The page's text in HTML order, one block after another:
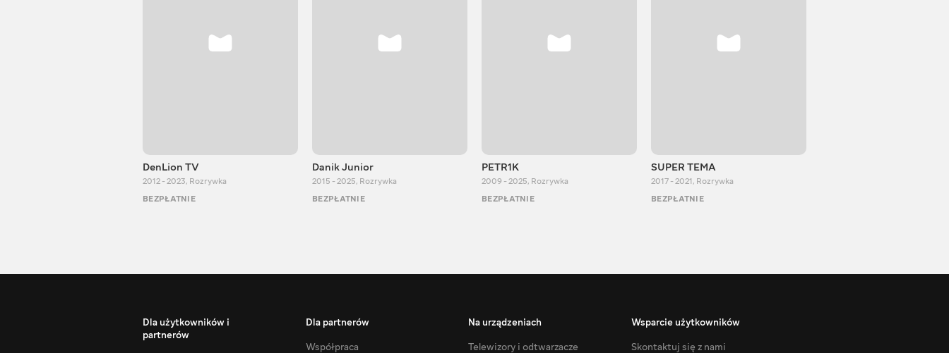
DenLion TV
2012 - 2023, Rozrywka
BEZPŁATNIE
Danik Junior
2015 - 2025, Rozrywka
BEZPŁATNIE
PETR1K
2009 - 2025, Rozrywka
BEZPŁATNIE
SUPER TEMA
2017 - 2021, Rozrywka
BEZPŁATNIE
Dla użytkowników i
partnerów
Dla partnerów
Współpraca
Na urządzeniach
Telewizory i odtwarzacze
Wsparcie użytkowników
Skontaktuj się z nami